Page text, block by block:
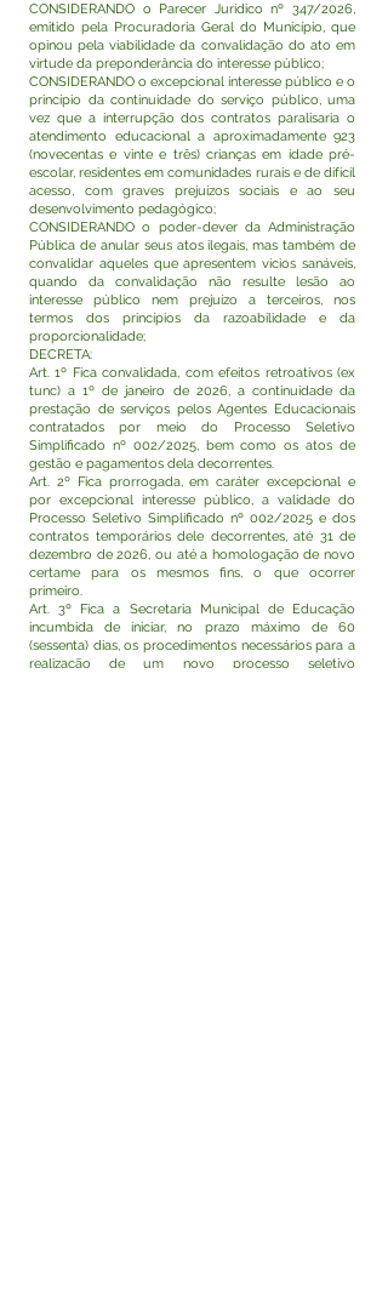
CONSIDERANDO o Parecer Jurídico nº 347/2026,
emitido pela Procuradoria Geral do Município, que
opinou pela viabilidade da convalidação do ato em
virtude da preponderância do interesse público;
CONSIDERANDO o excepcional interesse público e o
princípio da continuidade do serviço público, uma
vez que a interrupção dos contratos paralisaria o
atendimento educacional a aproximadamente 923
(novecentas e vinte e três) crianças em idade pré-
escolar, residentes em comunidades rurais e de difícil
acesso, com graves prejuízos sociais e ao seu
desenvolvimento pedagógico;
CONSIDERANDO o poder-dever da Administração
Pública de anular seus atos ilegais, mas também de
convalidar aqueles que apresentem vícios sanáveis,
quando da convalidação não resulte lesão ao
interesse público nem prejuízo a terceiros, nos
termos dos princípios da razoabilidade e da
proporcionalidade;
DECRETA:
Art. 1º Fica convalidada, com efeitos retroativos (ex
tunc) a 1º de janeiro de 2026, a continuidade da
prestação de serviços pelos Agentes Educacionais
contratados por meio do Processo Seletivo
Simplificado nº 002/2025, bem como os atos de
gestão e pagamentos dela decorrentes.
Art. 2º Fica prorrogada, em caráter excepcional e
por excepcional interesse público, a validade do
Processo Seletivo Simplificado nº 002/2025 e dos
contratos temporários dele decorrentes, até 31 de
dezembro de 2026, ou até a homologação de novo
certame para os mesmos fins, o que ocorrer
primeiro.
Art. 3º Fica a Secretaria Municipal de Educação
incumbida de iniciar, no prazo máximo de 60
(sessenta) dias, os procedimentos necessários para a
realização de um novo processo seletivo